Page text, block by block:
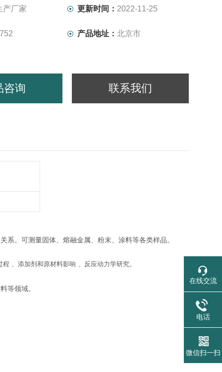
产厂家 更新时间： 2022-11-25
产品地址： 北京市
咨询 联系我们
。可测量固体、熔融金属、粉末、涂料等各类样品。
、添加剂和原材料影响 、反应动力学研究。
等领域。
在线交流
电话
微信扫一扫